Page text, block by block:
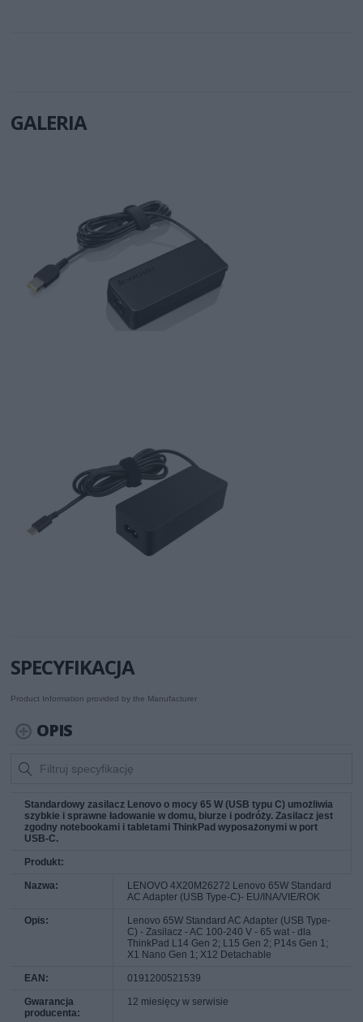
GALERIA
SPECYFIKACJA
Product Information provided by the Manufacturer
OPIS
Standardowy zasilacz Lenovo o mocy 65 W (USB typu C) umożliwia
szybkie i sprawne ładowanie w domu, biurze i podróży. Zasilacz jest
zgodny notebookami i tabletami ThinkPad wyposażonymi w port
USB-C.
Produkt:
Nazwa:
LENOVO 4X20M26272 Lenovo 65W Standard
AC Adapter (USB Type-C)- EU/INA/VIE/ROK
Opis:
Lenovo 65W Standard AC Adapter (USB Type-
C) - Zasilacz - AC 100-240 V - 65 wat - dla
ThinkPad L14 Gen 2; L15 Gen 2; P14s Gen 1;
X1 Nano Gen 1; X12 Detachable
EAN: 0191200521539
Gwarancja
producenta:
12 miesięcy w serwisie